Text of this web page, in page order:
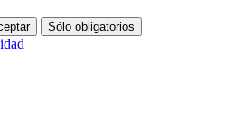
Sólo obligatorios